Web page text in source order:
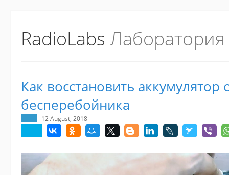
RadioLabs
Как восстановить аккумулятор
бесперебойника
12 August, 2018